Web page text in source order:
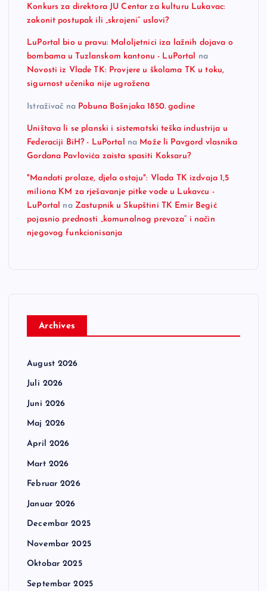
Konkurs za direktora JU Centar za kulturu Lukavac:
zakonit postupak ili „skrojeni“ uslovi?
LuPortal bio u pravu: Maloljetnici iza lažnih dojava o
bombama u Tuzlanskom kantonu - LuPortal na
Novosti iz Vlade TK: Provjere u školama TK u toku,
sigurnost učenika nije ugrožena
Istraživač na Pobuna Bošnjaka 1850. godine
Uništava li se planski i sistematski teška industrija u
Federaciji BiH? - LuPortal
na Može li Pavgord vlasnika
Gordana Pavlovića zaista spasiti Koksaru?
"Mandati prolaze, djela ostaju": Vlada TK izdvaja 1,5
miliona KM za rješavanje pitke vode u Lukavcu -
LuPortal na Zastupnik u Skupštini TK Emir Begić
pojasnio prednosti „komunalnog prevoza“ i način
njegovog funkcionisanja
Archives
August 2026
Juli 2026
Juni 2026
Maj 2026
April 2026
Mart 2026
Februar 2026
Januar 2026
Decembar 2025
Novembar 2025
Oktobar 2025
Septembar 2025